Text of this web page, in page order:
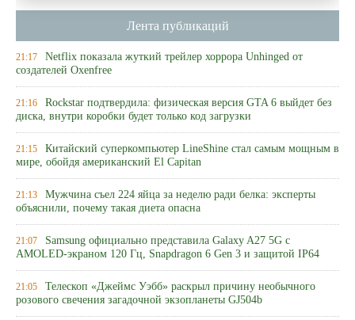
Лента публикаций
21:17 Netflix показала жуткий трейлер хоррора Unhinged от
создателей Oxenfree
21:16 Rockstar подтвердила: физическая версия GTA 6 выйдет без
диска, внутри коробки будет только код загрузки
21:15 Китайский суперкомпьютер LineShine стал самым мощным в
мире, обойдя американский El Capitan
21:13 Мужчина съел 224 яйца за неделю ради белка: эксперты
объяснили, почему такая диета опасна
21:07 Samsung официально представила Galaxy A27 5G с
AMOLED-экраном 120 Гц, Snapdragon 6 Gen 3 и защитой IP64
21:05 Телескоп «Джеймс Уэбб» раскрыл причину необычного
розового свечения загадочной экзопланеты GJ504b